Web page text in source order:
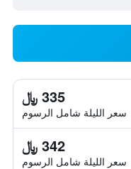
335 ﷼
سعر الليلة شامل الرسوم
342 ﷼
سعر الليلة شامل الرسوم